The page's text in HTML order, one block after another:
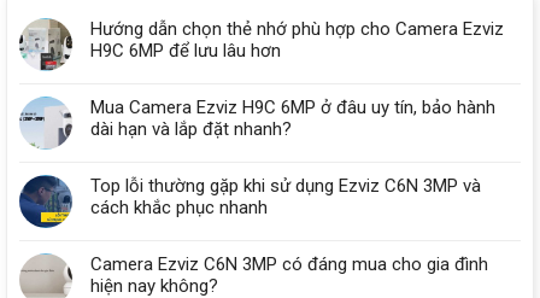
Hướng dẫn chọn thẻ nhớ phù hợp cho Camera Ezviz
H9C 6MP để lưu lâu hơn
Mua Camera Ezviz H9C 6MP ở đâu uy tín, bảo hành
dài hạn và lắp đặt nhanh?
Top lỗi thường gặp khi sử dụng Ezviz C6N 3MP và
cách khắc phục nhanh
Camera Ezviz C6N 3MP có đáng mua cho gia đình
hiện nay không?